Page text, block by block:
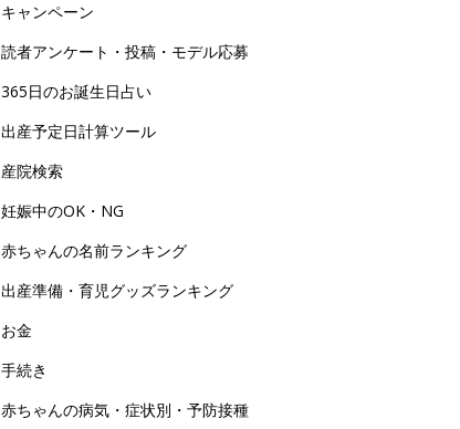
キャンペーン
読者アンケート・投稿・モデル応募
365日のお誕生日占い
出産予定日計算ツール
産院検索
妊娠中のOK・NG
赤ちゃんの名前ランキング
出産準備・育児グッズランキング
お金
手続き
赤ちゃんの病気・症状別・予防接種